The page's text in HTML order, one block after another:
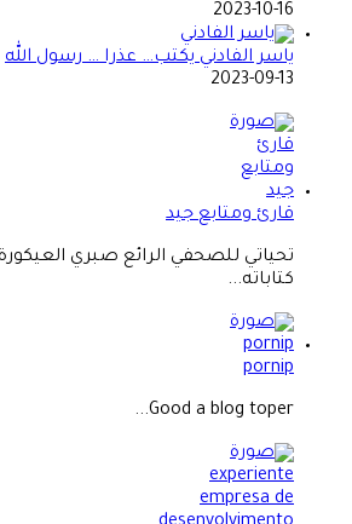
2023-10-16
ياسر الفادني يكتب… عذرا … رسول الله
2023-09-13
قارئ ومتابع جيد
تحياتي للصحفي الرائع صبري
كتاباته...
pornip
Good a blog toper...